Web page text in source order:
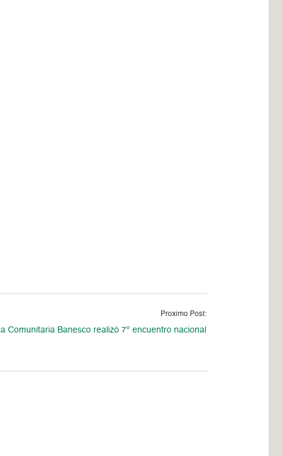
Proximo Post:
Comunitaria Banesco realizó 7° encuentro nacional